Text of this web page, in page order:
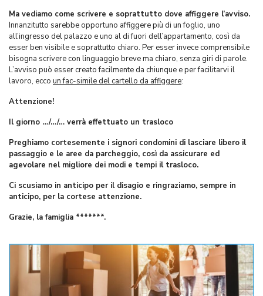
Ma vediamo come scrivere e soprattutto dove affiggere l’avviso.
Innanzitutto sarebbe opportuno affiggere più di un foglio, uno
all’ingresso del palazzo e uno al di fuori dell’appartamento, così da
esser ben visibile e soprattutto chiaro. Per esser invece comprensibile
bisogna scrivere con linguaggio breve ma chiaro, senza giri di parole.
L’avviso può esser creato facilmente da chiunque e per facilitarvi il
lavoro, ecco un fac-simile del cartello da affiggere:
Attenzione!
Il giorno …/…/… verrà effettuato un trasloco
Preghiamo cortesemente i signori condomini di lasciare libero il
passaggio e le aree da parcheggio, così da assicurare ed
agevolare nel migliore dei modi e tempi il trasloco.
Ci scusiamo in anticipo per il disagio e ringraziamo, sempre in
anticipo, per la cortese attenzione.
Grazie, la famiglia *******.